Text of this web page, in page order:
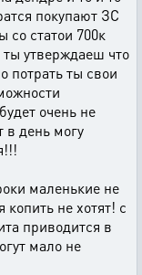
покупают ЗС
со статои 700к
ты утверждаеш что
потрать ты свои
очень не
в день могу
маленькие не
не хотят! с
приводится в
мало не